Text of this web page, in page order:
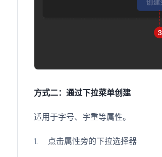
方式二：通过下拉菜单创建
适用于字号、字重等属性。
点击属性旁的下拉选择器